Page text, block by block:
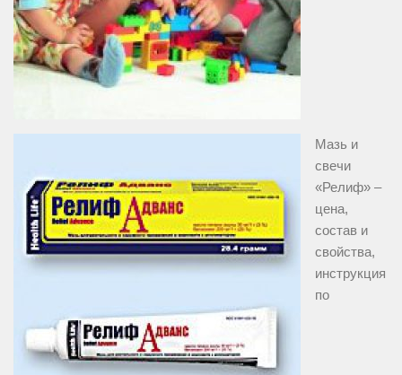
Мазь и
свечи
«Релиф» –
цена,
состав и
свойства,
инструкция
по